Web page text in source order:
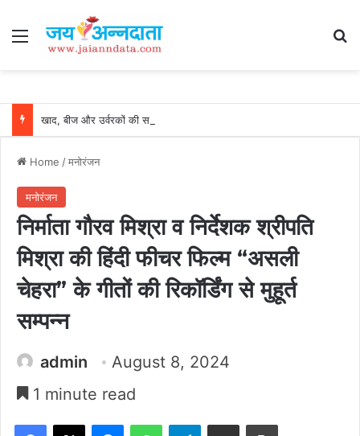
Menu
Home /मनोरंजन
मनोरंजन
निर्माता गौरव मिश्रा व निर्देशक श्रीपति
मिश्रा की हिंदी फीचर फिल्म “असली
चेहरा” के गीतों की रिकॉर्डिंग से मुहूर्त
सम्पन्न
admin
August 8, 2024
1 minute read
Facebook
X MessengerWhatsAppTelegramShare via Email Print